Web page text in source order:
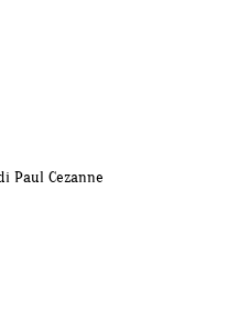
Paul Cezanne